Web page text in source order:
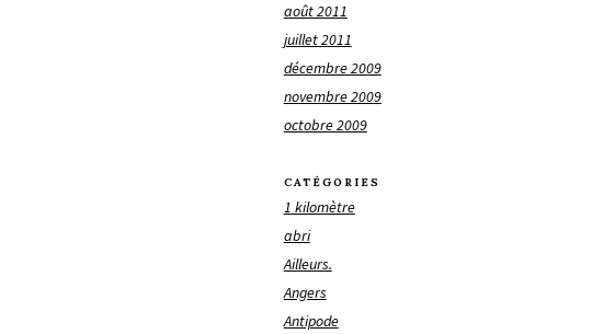
août 2011
juillet 2011
décembre 2009
novembre 2009
octobre 2009
CATÉGORIES
1 kilomètre
abri
Ailleurs.
Angers
Antipode